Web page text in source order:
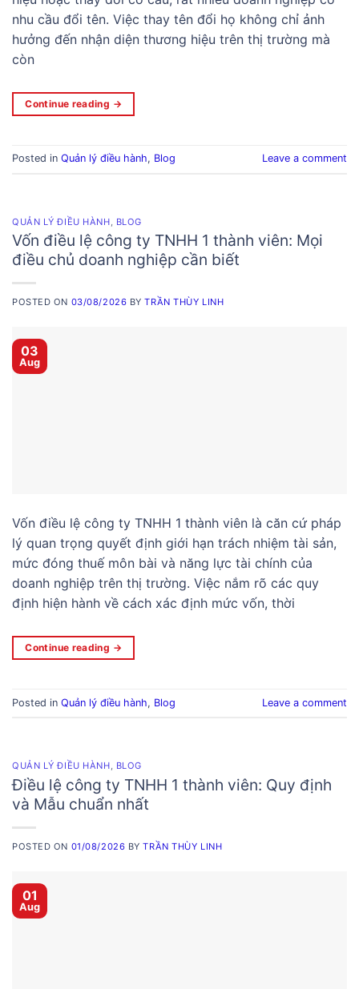
nhu cầu đổi tên. Việc thay tên đổi họ không chỉ ảnh
hưởng đến nhận diện thương hiệu trên thị trường mà
còn
Continue reading →
Posted in Quản lý điều hành, Blog Leave a comment
QUẢN LÝ ĐIỀU HÀNH BLOG
Vốn điều lệ công ty TNHH 1 thành viên: Mọi
điều chủ doanh nghiệp cần biết
POSTED ON 03/08/2026 BYTRẦN THÙY LINH
03
Aug
Vốn điều lệ công ty TNHH 1 thành viên là căn cứ pháp
lý quan trọng quyết định giới hạn trách nhiệm tài sản,
mức đóng thuế môn bài và năng lực tài chính của
doanh nghiệp trên thị trường. Việc nắm rõ các quy
định hiện hành về cách xác định mức vốn, thời
Continue reading →
Posted in Quản lý điều hành, Blog Leave a comment
QUẢN LÝ ĐIỀU HÀNH, BLOG
Điều lệ công ty TNHH 1 thành viên: Quy định
và Mẫu chuẩn nhất
POSTED ON 01/08/2026 BYTRẦN THÙY LINH
01
Aug